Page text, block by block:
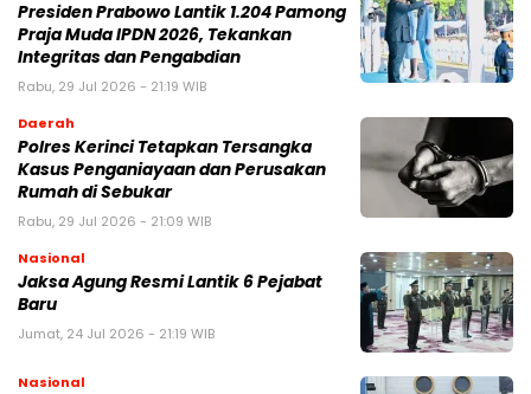
Presiden Prabowo Lantik 1.204 Pamong
Praja Muda IPDN 2026, Tekankan
Integritas dan Pengabdian
Rabu, 29 Jul 2026 - 21:19 WIB
Daerah
Polres Kerinci Tetapkan Tersangka
Kasus Penganiayaan dan Perusakan
Rumah di Sebukar
Rabu, 29 Jul 2026 - 21:09 WIB
Nasional
Jaksa Agung Resmi Lantik 6 Pejabat
Baru
Jumat, 24 Jul 2026 - 21:19 WIB
Nasional